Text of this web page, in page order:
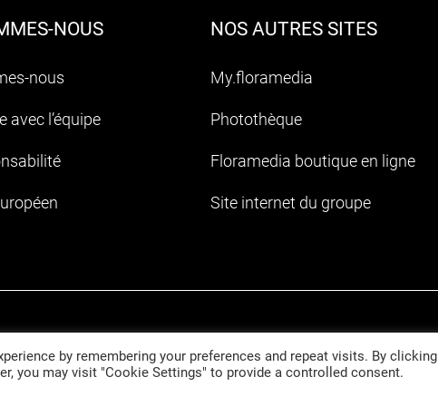
NOUS
nous
avec l’équipe
NOS AUTRES SITES
My.floramedia
Photothèque
Floramedia boutique en ligne
Site internet du groupe
de gestion des cookies
by remembering your preferences and repeat visits. By clicking
you may visit "Cookie Settings" to provide a controlled consent.